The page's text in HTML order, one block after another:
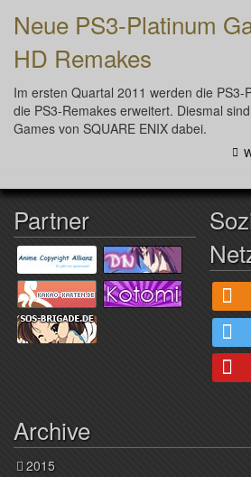
Neue PS3-Platinum
HD Remakes
Im ersten Quartal 2011 werden die PS3-
die PS3-Remakes erweitert. Diesmal
Games von SQUARE ENIX dabei.
Partner
Archive
2015